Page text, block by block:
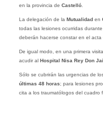
en la provincia de Castelló.
La delegación de la Mutualidad en
todas las lesiones ocurridas
deberán hacerse constar en el acta
De igual modo, en una primera
acudir al
Hospital Nisa Rey Don
Sólo se cubrirán las urgencias de
últimas 48 horas; para lesiones
cita a los traumatólogos del cuadro